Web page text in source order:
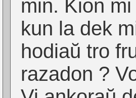
min. Kion
kun la dek
hodiaŭ tro
razadon ?